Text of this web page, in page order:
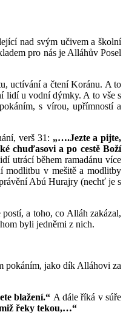
nad svým učivem a školní
pro nás je Alláhův Posel
uctívání a čtení Koránu. A to
lidí u vodní dýmky. A to vše s
s vírou, upřímností a
verš 31: „….Jezte a pijte,
chuďasovi a po cestě Boží
utrácí během ramadánu více
modlitbu v mešitě a modlitby
Abú Hurajry (nechť je s
a toho, co Alláh zakázal,
byli jedněmi z nich.
pokáním, jako dík Alláhovi za
blažení.“ A dále říká v súře
řeky tekou,…“